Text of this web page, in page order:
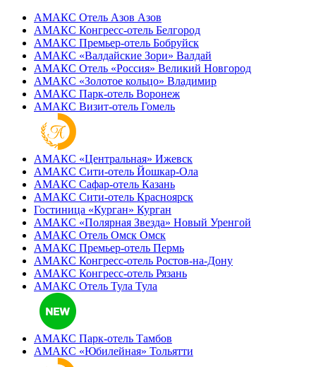
АМАКС Отель ‎Азов Азов
АМАКС Конгресс-отель Белгород
АМАКС Премьер-отель Бобруйск
АМАКС «‎Валдайские Зори» Валдай
АМАКС Отель «‎Россия» Великий Новгород
АМАКС «‎Золотое кольцо» Владимир
АМАКС Парк-отель Воронеж
АМАКС Визит-отель Гомель
АМАКС «‎Центральная» Ижевск
АМАКС Сити-отель Йошкар-Ола
АМАКС Сафар-отель Казань
АМАКС Сити-отель Красноярск
Гостиница «‎Курган» Курган
АМАКС «Полярная Звезда» Новый Уренгой
АМАКС Отель ‎Омск Омск
АМАКС Премьер-отель Пермь
АМАКС Конгресс-отель Ростов-на-Дону
АМАКС Конгресс-отель Рязань
АМАКС Отель Тула Тула
АМАКС Парк-отель Тамбов
АМАКС «‎Юбилейная» Тольятти